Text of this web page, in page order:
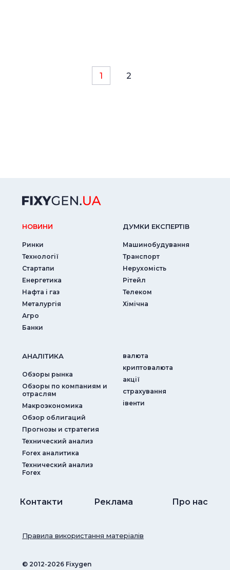
1 2
НОВИНИ
Ринки
Технології
Стартапи
Енергетика
Нафта і газ
Металургія
Агро
Банки
ДУМКИ ЕКСПЕРТIВ
Машинобудування
Транспорт
Нерухомість
Рітейл
Телеком
Хімічна
АНАЛIТИКА
Обзоры рынка
Обзоры по компаниям и
отраслям
Макроэкономика
Обзор облигаций
Прогнозы и стратегия
Технический анализ
Forex аналитика
Технический анализ
Forex
валюта
криптовалюта
акції
страхування
iвенти
Контакти Реклама Про нас
© ‎2012-2026 Fixygen
Правила використання матеріалів